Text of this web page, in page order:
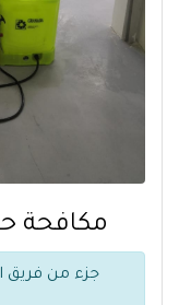
مكافحة
جزء من فريق